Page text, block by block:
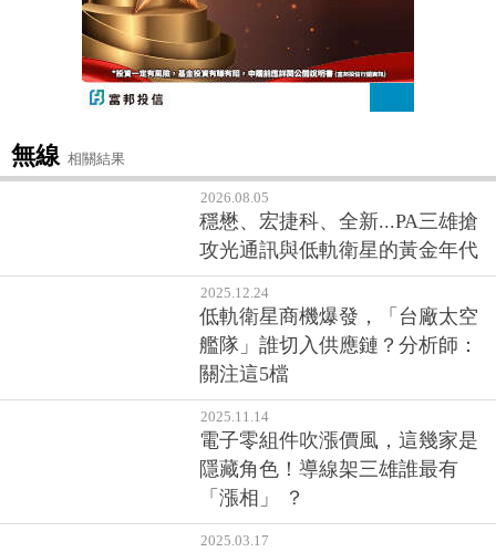
無線 相關結果
2026.08.05
穩懋、宏捷科、全新...PA三雄搶
攻光通訊與低軌衛星的黃金年代
2025.12.24
低軌衛星商機爆發，「台廠太空
艦隊」誰切入供應鏈？分析師：
關注這5檔
2025.11.14
電子零組件吹漲價風，這幾家是
隱藏角色！導線架三雄誰最有
「漲相」 ？
2025.03.17